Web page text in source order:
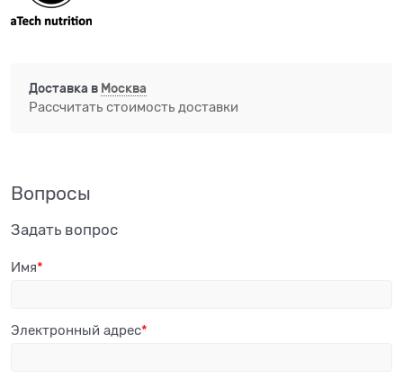
Доставка в Москва
Рассчитать стоимость доставки
Вопросы
Задать вопрос
Имя
Электронный адрес